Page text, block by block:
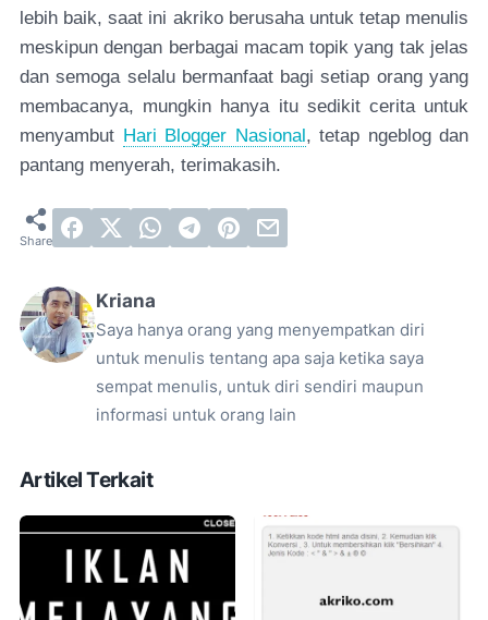
lebih baik, saat ini akriko berusaha untuk tetap menulis
meskipun dengan berbagai macam topik yang tak jelas
dan semoga selalu bermanfaat bagi setiap orang yang
membacanya, mungkin hanya itu sedikit cerita untuk
menyambut Hari Blogger Nasional, tetap ngeblog dan
pantang menyerah, terimakasih.
Kriana
Saya hanya orang yang menyempatkan diri
untuk menulis tentang apa saja ketika saya
sempat menulis, untuk diri sendiri maupun
informasi untuk orang lain
Artikel Terkait